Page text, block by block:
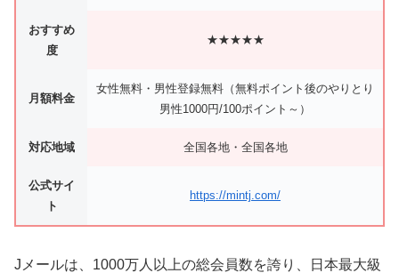
おすすめ
度
★★★★★
月額料金
女性無料・男性登録無料（無料ポイント後のやりとり
男性1000円/100ポイント～）
対応地域 全国各地・全国各地
公式サイ
ト
https://mintj.com/
Jメールは、1000万人以上の総会員数を誇り、日本最大級